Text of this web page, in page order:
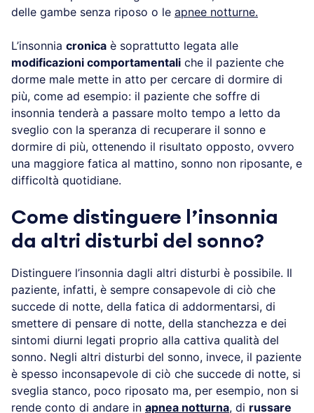
inferiori, la sindrome delle gambe senza riposo o le
apnee notturne.
L’insonniacronica
è soprattutto legata alle
modificazioni comportamentali
che il paziente che
dorme male mette in atto per cercare di dormire di
più, come ad esempio: il paziente che soffre di
insonnia tenderà a passare molto tempo a letto da
sveglio con la speranza di recuperare il sonno e
dormire di più, ottenendo il risultato opposto,
ovvero una maggiore fatica al mattino, sonno non
riposante, e difficoltà quotidiane.
Come distinguere l’insonnia
da altri disturbi del sonno?
Distinguere l’insonnia dagli altri disturbi è possibile. Il
paziente, infatti, è sempre consapevole di ciò che
succede di notte, della fatica di addormentarsi, di
smettere di pensare di notte, della stanchezza e dei
sintomi diurni legati proprio alla cattiva qualità del
sonno. Negli altri disturbi del sonno, invece, il
paziente è spesso inconsapevole di ciò che succede
di notte, si sveglia stanco, poco riposato ma, per